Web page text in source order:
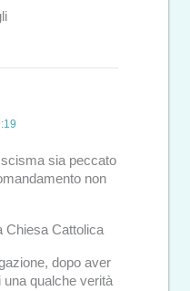
sia peccato
non
Chiesa Cattolica
dopo aver
qualche verità